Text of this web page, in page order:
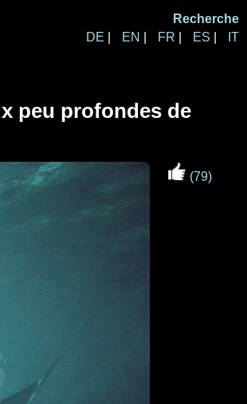
Recherche
DE
EN FR ES IT
peu profondes de
(79)